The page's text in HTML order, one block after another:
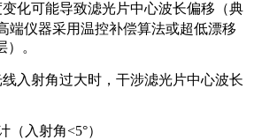
化可能导致滤光片中心波长偏移（典
端仪器采用温控补偿算法或超低漂移
）。
入射角过大时，干涉滤光片中心波长
（入射角<5°）